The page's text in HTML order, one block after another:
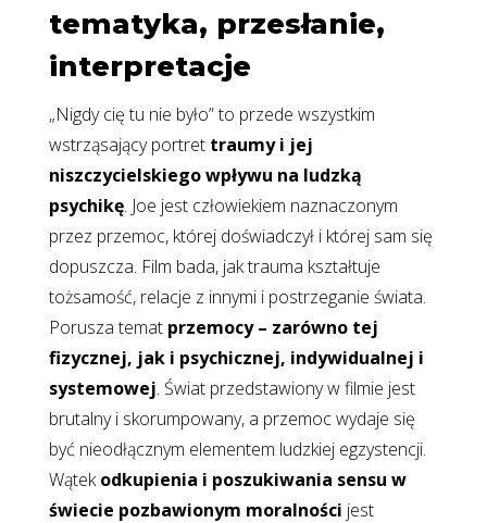
tematyka, przesłanie,
interpretacje
„Nigdy cię tu nie było” to przede wszystkim
wstrząsający portret traumy i jej
niszczycielskiego wpływu na ludzką
psychikę. Joe jest człowiekiem naznaczonym
przez przemoc, której doświadczył i której sam się
dopuszcza. Film bada, jak trauma kształtuje
tożsamość, relacje z innymi i postrzeganie świata.
Porusza temat przemocy – zarówno tej
fizycznej, jak i psychicznej, indywidualnej i
systemowej. Świat przedstawiony w filmie jest
brutalny i skorumpowany, a przemoc wydaje się
być nieodłącznym elementem ludzkiej egzystencji.
Wątekodkupienia i poszukiwania sensu w
świecie pozbawionym moralności jest